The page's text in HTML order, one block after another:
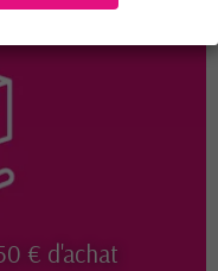
€ d'achat